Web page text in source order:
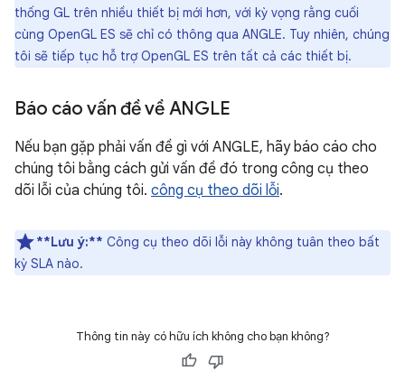
thống GL trên nhiều thiết bị mới hơn, với kỳ vọng rằng cuối
cùng OpenGL ES sẽ chỉ có thông qua ANGLE. Tuy nhiên, chúng
tôi sẽ tiếp tục hỗ trợ OpenGL ES trên tất cả các thiết bị.
Báo cáo vấn đề về ANGLE
Nếu bạn gặp phải vấn đề gì với ANGLE, hãy báo cáo cho
chúng tôi bằng cách gửi vấn đề đó trong công cụ theo
dõi lỗi của chúng tôi. công cụ theo dõi lỗi.
**Lưu ý:** Công cụ theo dõi lỗi này không tuân theo bất
kỳ SLA nào.
Thông tin này có hữu ích không cho bạn không?